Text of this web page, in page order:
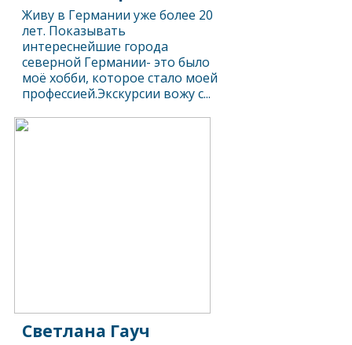
Живу в Германии уже более 20
лет. Показывать
интереснейшие города
северной Германии- это было
моё хобби, которое стало моей
профессией.Экскурсии вожу с...
Светлана Гауч